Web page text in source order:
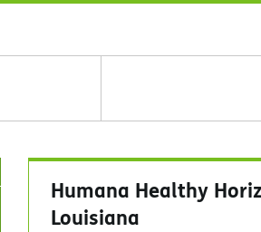
Humana Healthy
Louisiana